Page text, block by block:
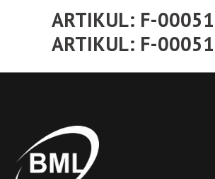
ARTIKUL: F-
ARTIKUL: F-